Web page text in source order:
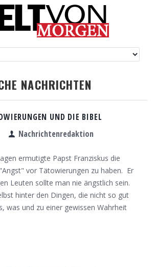
NACHRICHTEN
UND DIE BIBEL
Nachrichtenredaktion
ermutigte Papst Franziskus die
vor Tätowierungen zu haben. Er
Leuten sollte man nie ängstlich sein.
hinter den Dingen, die nicht so gut
was und zu einer gewissen Wahrheit